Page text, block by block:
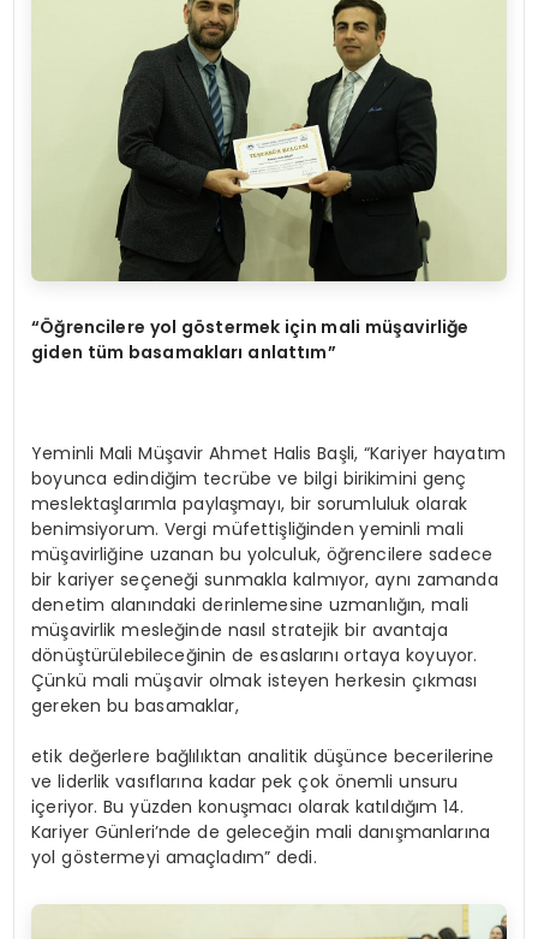
“Öğrencilere yol göstermek için mali müşavirliğe
giden tüm basamakları anlattım”
Yeminli Mali Müşavir Ahmet Halis Başli, “Kariyer hayatım
boyunca edindiğim tecrübe ve bilgi birikimini genç
meslektaşlarımla paylaşmayı, bir sorumluluk olarak
benimsiyorum. Vergi müfettişliğinden yeminli mali
müşavirliğine uzanan bu yolculuk, öğrencilere sadece
bir kariyer seçeneği sunmakla kalmıyor, aynı zamanda
denetim alanındaki derinlemesine uzmanlığın, mali
müşavirlik mesleğinde nasıl stratejik bir avantaja
dönüştürülebileceğinin de esaslarını ortaya koyuyor.
Çünkü mali müşavir olmak isteyen herkesin çıkması
gereken bu basamaklar,
etik değerlere bağlılıktan analitik düşünce becerilerine
ve liderlik vasıflarına kadar pek çok önemli unsuru
içeriyor. Bu yüzden konuşmacı olarak katıldığım 14.
Kariyer Günleri’nde de geleceğin mali danışmanlarına
yol göstermeyi amaçladım” dedi.